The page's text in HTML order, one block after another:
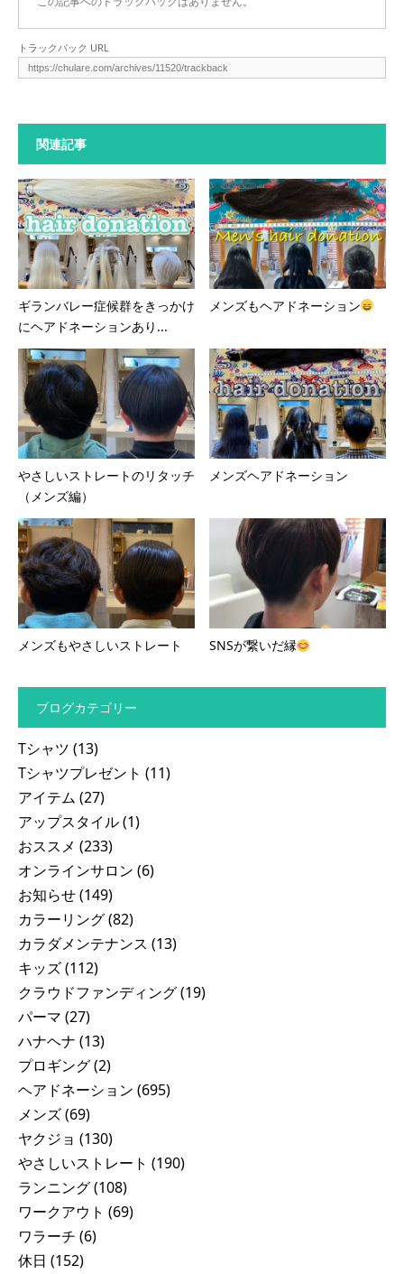
トラックバック URL
関連記事
ギランバレー症候群をきっかけ
にヘアドネーションあり...
メンズもヘアドネーション
やさしいストレートのリタッチ
（メンズ編）
メンズヘアドネーション
メンズもやさしいストレート SNSが繋いだ縁
ブログカテゴリー
Tシャツ (13)
Tシャツプレゼント (11)
アイテム (27)
アップスタイル(1)
おススメ (233)
オンラインサロン (6)
お知らせ(149)
カラーリング(82)
カラダメンテナンス (13)
キッズ(112)
クラウドファンディング(19)
パーマ (27)
ハナヘナ (13)
プロギング(2)
ヘアドネーション (695)
メンズ(69)
ヤクジョ (130)
やさしいストレート (190)
ランニング(108)
ワークアウト (69)
ワラーチ (6)
休日 (152)